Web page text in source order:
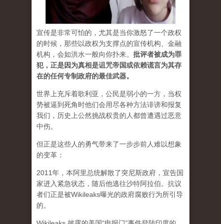
宣传是非常可怕的，尤其是当你激怒了一个政权
的时候，那些以政权为支撑点的宣传机构、金融
机构，会如洪水一般向你扑来。 批评者被成为罪
犯，正是因为真相是诅咒帝国或依赖谎言为其存
在的任何专制政府的最佳武器。
世界上充斥着歌利亚，公民是弱小的一方，当权
势被逼到死角时他们会用尽各种方法诽谤和报复
我们，历史上公然挑战权贵的人都曾遭遇过恶意
中伤。
但正是这些人的勇气带来了一步步前人难以想象
的变革：
2011年，本阿里总统解散了突尼斯政府，宣告国
家进入紧急状态，随后他逃往沙特阿拉伯。抗议
者们正是被Wikileaks曝光的政府腐败行为所引导
的。